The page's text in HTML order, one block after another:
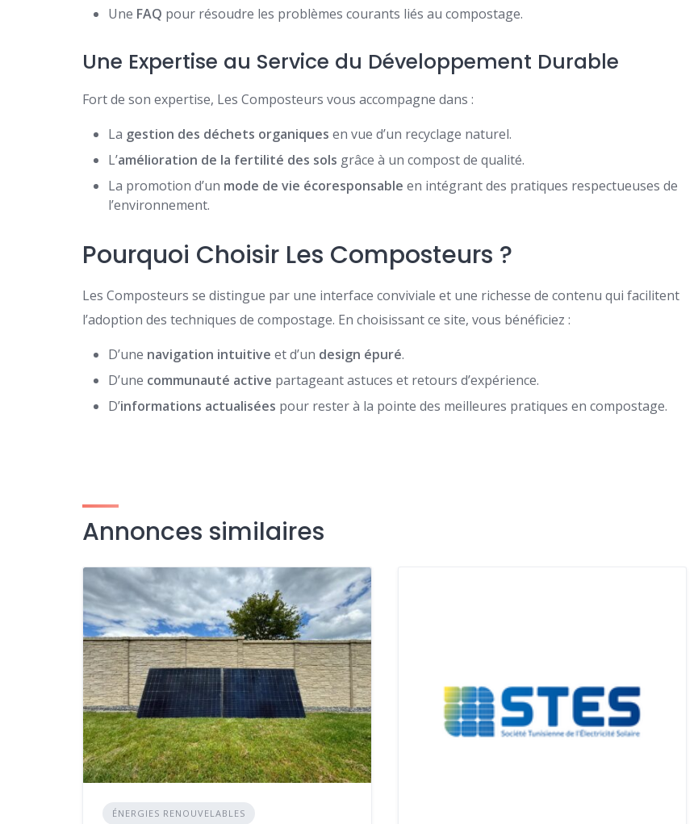
Une FAQ pour résoudre les problèmes courants liés au compostage.
Une Expertise au Service du Développement Durable
Fort de son expertise, Les Composteurs vous accompagne dans :
La gestion des déchets organiques en vue d’un recyclage naturel.
L’amélioration de la fertilité des sols grâce à un compost de qualité.
La promotion d’un mode de vie écoresponsable en intégrant des pratiques respectueuses de
l’environnement.
Pourquoi Choisir Les Composteurs ?
Les Composteurs se distingue par une interface conviviale et une richesse de contenu qui facilitent
l’adoption des techniques de compostage. En choisissant ce site, vous bénéficiez :
D’une navigation intuitive et d’un design épuré.
D’une communauté active partageant astuces et retours d’expérience.
D’informations actualisées pour rester à la pointe des meilleures pratiques en compostage.
Annonces similaires
ÉNERGIES RENOUVELABLES